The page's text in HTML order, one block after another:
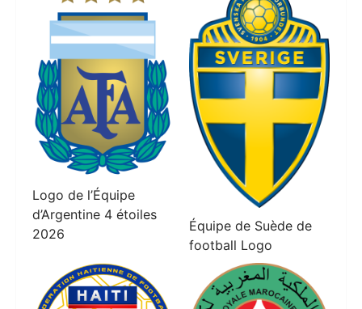
Logo de l’Équipe
d’Argentine 4 étoiles
2026
Équipe de Suède de
football Logo